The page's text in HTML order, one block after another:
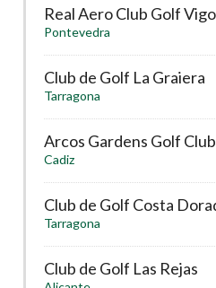
Real Aero Club Golf Vigo
Pontevedra
Club de Golf La Graiera
Tarragona
Arcos Gardens Golf
Cadiz
Club de Golf Costa
Tarragona
Club de Golf Las Rejas